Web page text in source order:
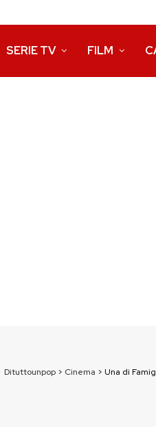
SERIE TV FILM
Dituttounpop> Cinema > Una di